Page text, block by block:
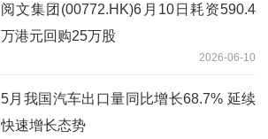
阅文集团(00772.HK)6月10日耗资590.4
万港元回购25万股
2026-06-10
5月我国汽车出口量同比增长68.7% 延续
快速增长态势